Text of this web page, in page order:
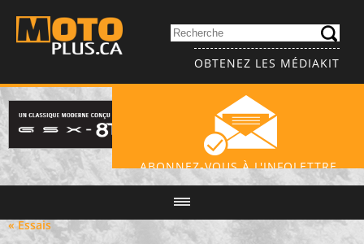
OBTENEZ LES MÉDIAKIT
ABONNEZ-VOUS À L'INFOLETTRE
« Essais